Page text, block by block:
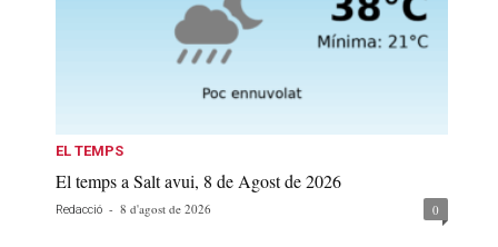
EL TEMPS
El temps a Salt avui, 8 de Agost de 2026
Redacció - 8 d'agost de 2026 0